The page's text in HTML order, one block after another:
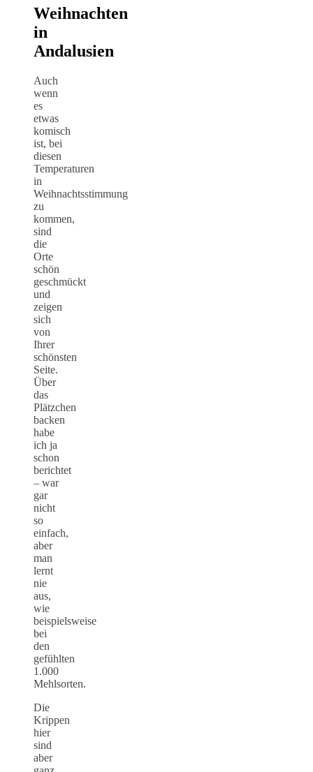
Weihnachten
in
Andalusien
Auch
wenn
es
etwas
komisch
ist, bei
diesen
Temperaturen
in
Weihnachtsstimmung
zu
kommen,
sind
die
Orte
schön
geschmückt
und
zeigen
sich
von
Ihrer
schönsten
Seite.
Über
das
Plätzchen
backen
habe
ich ja
schon
berichtet
– war
gar
nicht
so
einfach,
aber
man
lernt
nie
aus,
wie
beispielsweise
bei
den
gefühlten
1.000
Mehlsorten.
Die
Krippen
hier
sind
aber